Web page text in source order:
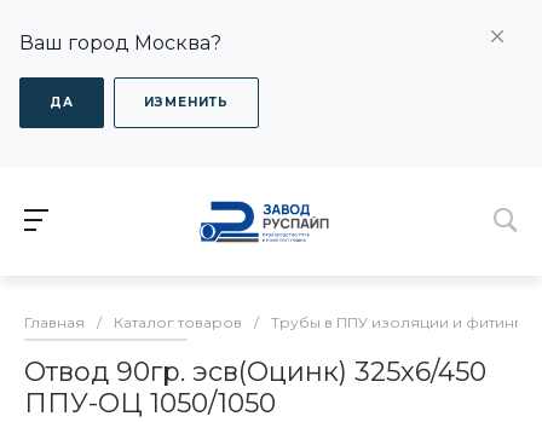
Ваш город Москва?
ДА ИЗМЕНИТЬ
Главная / Каталог товаров / Трубы в ППУ изоляции и фитинги
Отвод 90гр. эсв(Оцинк) 325х6/450
ППУ-ОЦ 1050/1050